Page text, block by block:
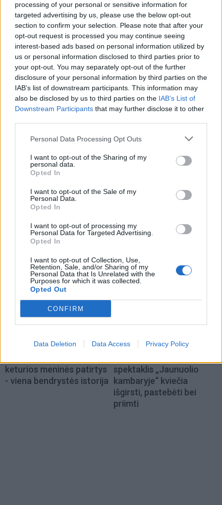
processing of your personal or sensitive information for
targeted advertising by us, please use the below opt-out
section to confirm your selection. Please note that after your
opt-out request is processed you may continue seeing
interest-based ads based on personal information utilized by
us or personal information disclosed to third parties prior to
your opt-out. You may separately opt-out of the further
disclosure of your personal information by third parties on the
IAB’s list of downstream participants. This information may
also be disclosed by us to third parties on the IAB’s List of
Downstream Participants that may further disclose it to other
Personal Data Processing Opt Outs
I want to opt-out of the Sharing of my
personal data.
Opted In
I want to opt-out of the Sale of my
Personal Data.
Opted In
I want to opt-out of processing my
Personal Data for Targeted Advertising.
Opted In
I want to opt-out of Collection, Use,
Retention, Sale, and/or Sharing of my
Personal Data that Is Unrelated with the
Purposes for which it was collected.
Opted Out
CONFIRM
Data Deletion Data Access Privacy Policy
Kultūra
„Scanorama vasara“
Nidoje – tu ir tavo 7
pasimatymai su kinu
Kultūra
Linas Adomaitis
Naujuosius metus kviečia
sutikti Palangoje: ruošia
išskirtinį šventinį
koncertą
Kultūra
Kaip gerai miestiečiai
pažįsta kultūrinę
Klaipėdą: rezultatas
nustebino
Klaipėda prieš 100 metų:
sostų karai (93)
Kultūra
keturios meninės patirtys
- viena bendrystės istorija
Kultūra
spektaklis „Jaunuolio
kambaryje“ kviečia
išgirsti, pastebėti bei
priimti